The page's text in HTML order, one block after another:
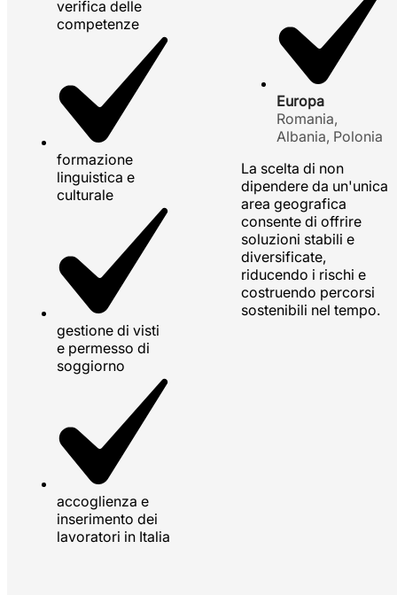
verifica delle
competenze
formazione
linguistica e
culturale
gestione di visti
e permesso di
soggiorno
accoglienza e
inserimento dei
lavoratori in Italia
Europa
Romania,
Albania, Polonia
La scelta di non
dipendere da un'unica
area geografica
consente di offrire
soluzioni stabili e
diversificate,
riducendo i rischi e
costruendo percorsi
sostenibili nel tempo.